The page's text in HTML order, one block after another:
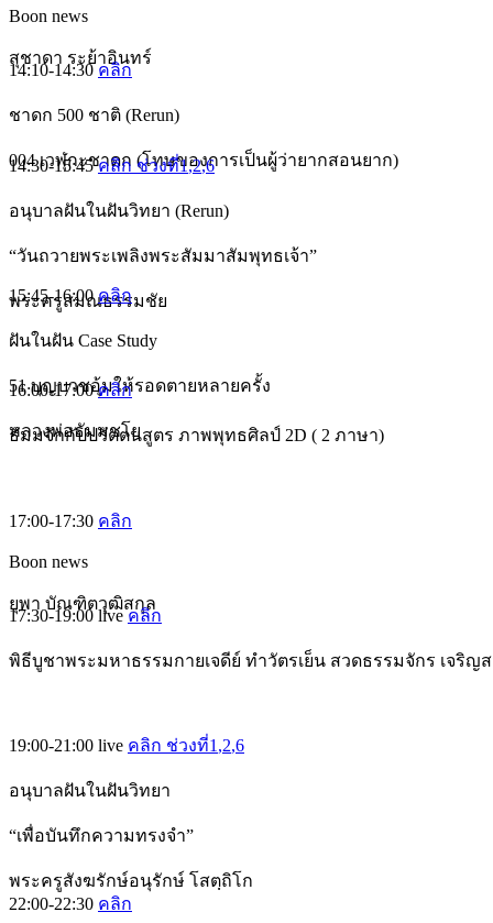
Boon news
สุชาดา ระย้าอินทร์
14:10-14:30คลิก
ชาดก 500 ชาติ (Rerun)
004 เวฬุกะชาดก (โทษของการเป็นผู้ว่ายากสอนยาก)
14:30-15:45คลิก ช่วงที่1,2,6
อนุบาลฝันในฝันวิทยา (Rerun)
“วันถวายพระเพลิงพระสัมมาสัมพุทธเจ้า”
พระครูสมณธรรมชัย
15:45-16:00คลิก
ฝันในฝัน Case Study
51 บุญบวชอุ้มให้รอดตายหลายครั้ง
หลวงพ่อธัมมชโย
16:00-17:00คลิก
ธัมมจักกัปปวัตตนสูตร ภาพพุทธศิลป์ 2D ( 2 ภาษา)
17:00-17:30 คลิก
Boon news
ยุพา บัณฑิตวุฒิสกุล
17:30-19:00live คลิก
พิธีบูชาพระมหาธรรมกายเจดีย์ ทำวัตรเย็น สวดธรรมจักร เจริญ
19:00-21:00 live คลิก ช่วงที่1,2,6
อนุบาลฝันในฝันวิทยา
“เพื่อบันทึกความทรงจำ”
พระครูสังฆรักษ์อนุรักษ์ โสตฺถิโก
22:00-22:30 คลิก